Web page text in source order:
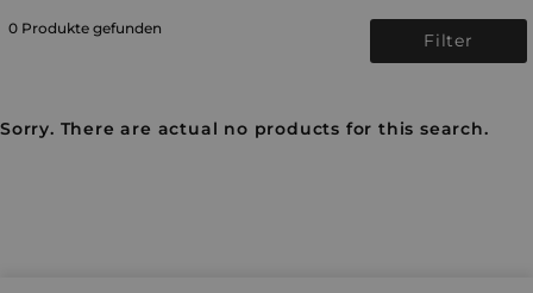
0 Produkte gefunden
Filter
Sorry. There are actual no products for this search.